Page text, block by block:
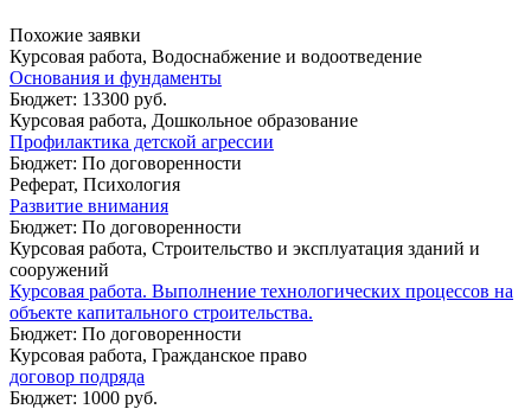
Похожие заявки
Курсовая работа, Водоснабжение и водоотведение
Основания и фундаменты
Бюджет: 13300 руб.
Курсовая работа, Дошкольное образование
Профилактика детской агрессии
Бюджет: По договоренности
Реферат, Психология
Развитие внимания
Бюджет: По договоренности
Курсовая работа, Строительство и эксплуатация зданий и
сооружений
Курсовая работа. Выполнение технологических процессов на
объекте капитального строительства.
Бюджет: По договоренности
Курсовая работа, Гражданское право
договор подряда
Бюджет: 1000 руб.